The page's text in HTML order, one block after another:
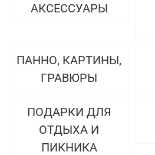
АКСЕССУАРЫ
ПАННО, КАРТИНЫ,
ГРАВЮРЫ
ПОДАРКИ ДЛЯ
ОТДЫХА И
ПИКНИКА